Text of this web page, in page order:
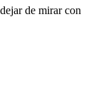
de mirar con